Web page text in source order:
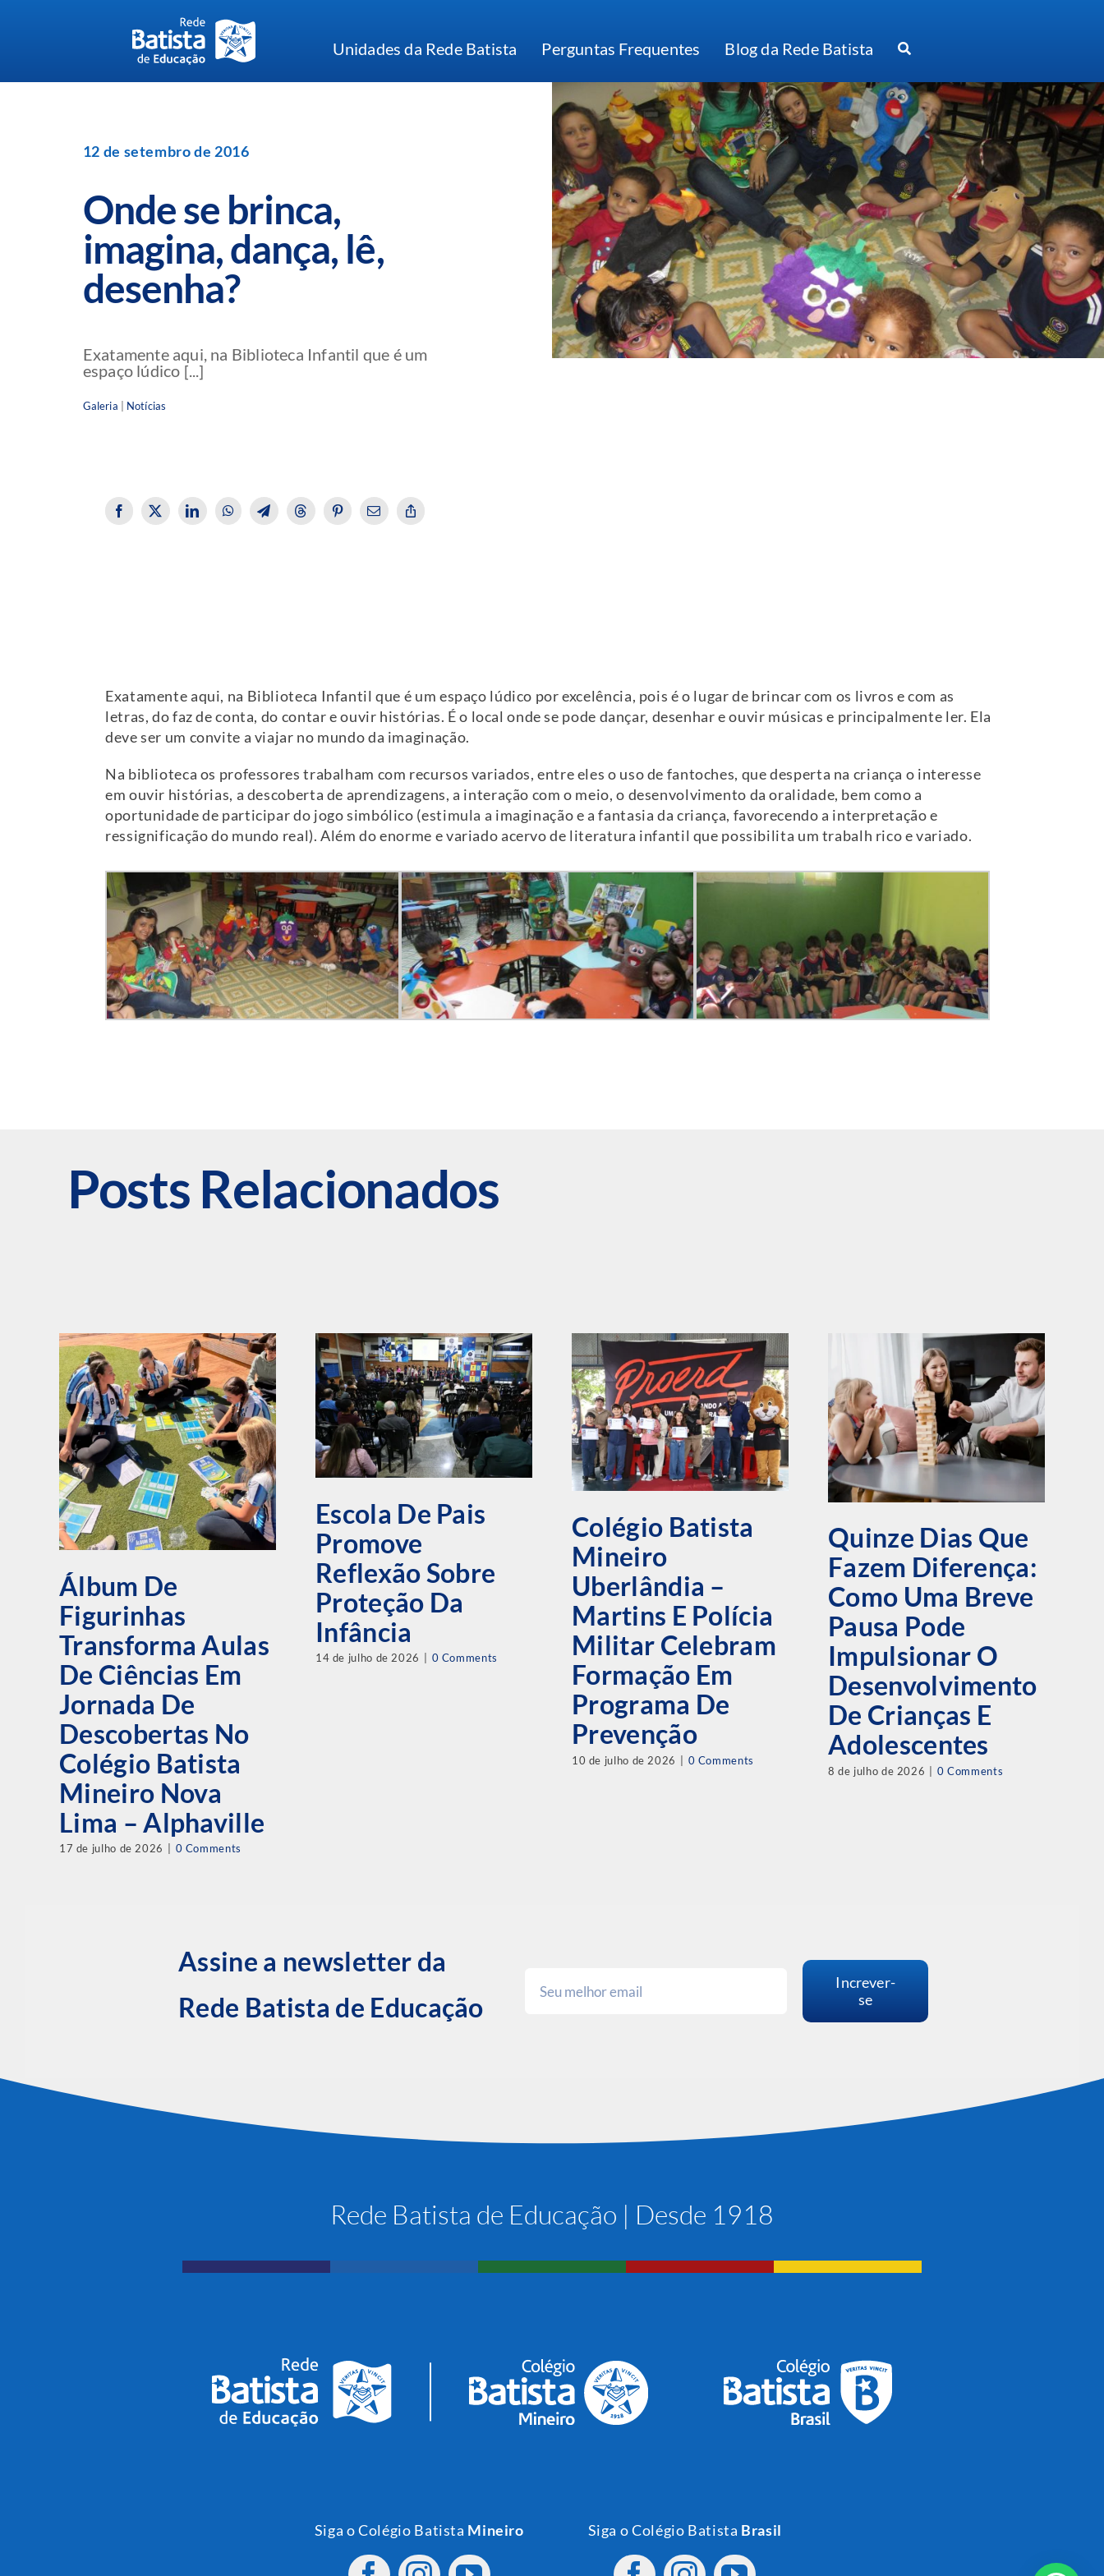
Unidades da Rede Batista Perguntas Frequentes Blog da Rede Batista
12 de setembro de 2016
Onde se brinca,
imagina, dança, lê,
desenha?
Exatamente aqui, na Biblioteca Infantil que é um
espaço lúdico [...]
Galeria Notícias
Exatamente aqui, na Biblioteca Infantil que é um espaço lúdico por excelência, pois é o lugar de brincar com os livros e com as
letras, do faz de conta, do contar e ouvir histórias. É o local onde se pode dançar, desenhar e ouvir músicas e principalmente ler. Ela
deve ser um convite a viajar no mundo da imaginação.
Na biblioteca os professores trabalham com recursos variados, entre eles o uso de fantoches, que desperta na criança o interesse
em ouvir histórias, a descoberta de aprendizagens, a interação com o meio, o desenvolvimento da oralidade, bem como a
oportunidade de participar do jogo simbólico (estimula a imaginação e a fantasia da criança, favorecendo a interpretação e
ressignificação do mundo real). Além do enorme e variado acervo de literatura infantil que possibilita um trabalh rico e variado.
Posts Relacionados
Álbum De
Figurinhas
Transforma Aulas
De Ciências Em
Jornada De
Descobertas No
Colégio Batista
Mineiro Nova
Lima – Alphaville
17 de julho de 2026 0 Comments
Escola De Pais
Promove
Reflexão Sobre
Proteção Da
Infância
14 de julho de 2026 0 Comments
Colégio Batista
Mineiro
Uberlândia –
Martins E Polícia
Militar Celebram
Formação Em
Programa De
Prevenção
10 de julho de 2026 | 0 Comments
Quinze Dias Que
Fazem Diferença:
Como Uma Breve
Pausa Pode
Impulsionar O
Desenvolvimento
De Crianças E
Adolescentes
8 de julho de 2026 0 Comments
Assine a newsletter da
Rede Batista de Educação
Increver-
se
Rede Batista de Educação | Desde 1918
Siga o Colégio Batista Mineiro Siga o Colégio Batista Brasil